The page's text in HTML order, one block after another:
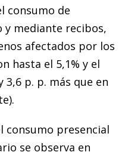
consumo de
y mediante recibos,
afectados por los
hasta el 5,1% y el
3,6 p. p. más que en
consumo presencial
se observa en